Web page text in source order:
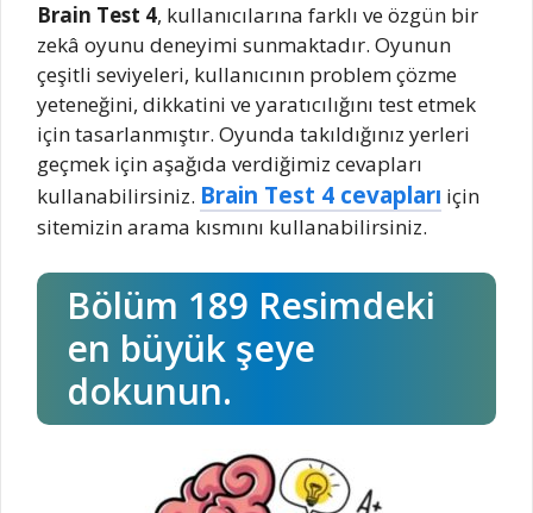
Brain Test 4, kullanıcılarına farklı ve özgün bir
zekâ oyunu deneyimi sunmaktadır. Oyunun
çeşitli seviyeleri, kullanıcının problem çözme
yeteneğini, dikkatini ve yaratıcılığını test etmek
için tasarlanmıştır. Oyunda takıldığınız yerleri
geçmek için aşağıda verdiğimiz cevapları
kullanabilirsiniz. Brain Test 4 cevapları için
sitemizin arama kısmını kullanabilirsiniz.
Bölüm 189 Resimdeki
en büyük şeye
dokunun.